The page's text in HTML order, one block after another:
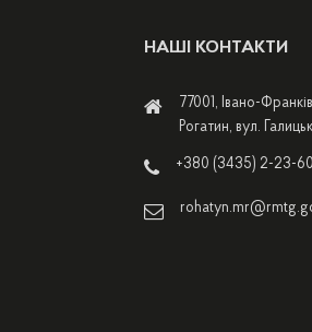
НАШІ КОНТАКТИ
77001, Івано-
Рогатин, вул.
+380 (3435) 2-23-60